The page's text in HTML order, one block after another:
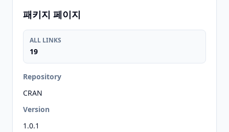
패키지 페이지
ALL LINKS
19
Repository
CRAN
Version
1.0.1